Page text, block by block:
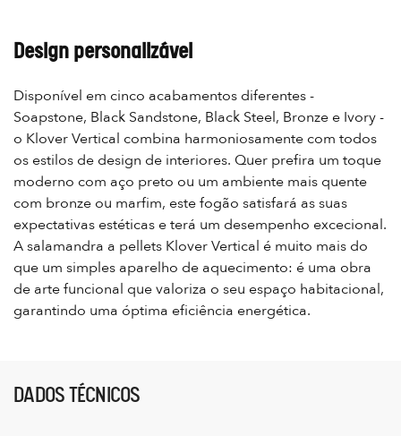
Design personalizável
Disponível em cinco acabamentos diferentes -
Soapstone, Black Sandstone, Black Steel, Bronze e Ivory -
o Klover Vertical combina harmoniosamente com todos
os estilos de design de interiores. Quer prefira um toque
moderno com aço preto ou um ambiente mais quente
com bronze ou marfim, este fogão satisfará as suas
expectativas estéticas e terá um desempenho excecional.
A salamandra a pellets Klover Vertical é muito mais do
que um simples aparelho de aquecimento: é uma obra
de arte funcional que valoriza o seu espaço habitacional,
garantindo uma óptima eficiência energética.
DADOS TÉCNICOS